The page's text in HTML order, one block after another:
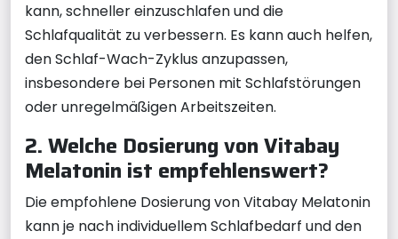
kann, schneller einzuschlafen und die
Schlafqualität zu verbessern. Es kann auch helfen,
den Schlaf-Wach-Zyklus anzupassen,
insbesondere bei Personen mit Schlafstörungen
oder unregelmäßigen Arbeitszeiten.
2. Welche Dosierung von Vitabay
Melatonin ist empfehlenswert?
Die empfohlene Dosierung von Vitabay Melatonin
kann je nach individuellem Schlafbedarf und den